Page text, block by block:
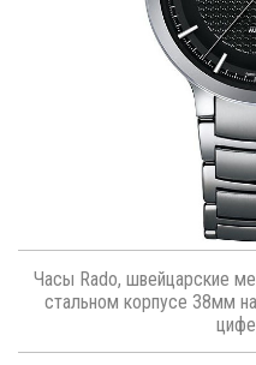
Часы Rado, швейцарские
стальном корпусе 38мм